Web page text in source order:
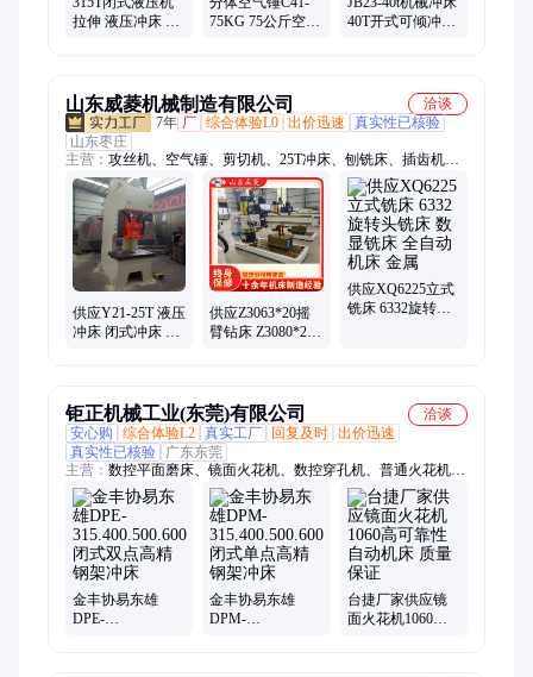
拉伸 液压冲床 闭
75KG 75公斤空气
40T开式可倾冲床
山东威菱机械制造有限公司
洽谈
7年 厂 综合体验L0 出价迅速
真实性已核验
山东枣庄
主营： 攻丝机、空气锤、剪切机、25T冲床、刨铣床、插齿机、
钻铣床、z535立钻、lj16台钻、磨床m618、双头铣床、数控刨
床、机全液压、微信车床、数控铣床、液压立车、高速台钻、双
面铣床、机械立车、高速铣床、双头立车、深孔钻床、车全液
压、卧式车床、数控车床、法兰车床
供应Y21-25T 液压
冲床 闭式冲床 数
供应Z3063*20摇
臂钻床 Z3080*25
供应XQ6225立式
铣床 6332旋转头
钜正机械工业(东莞)有限公司
洽谈
安心购
综合体验L2 真实工厂 回复及时 出价迅速
真实性已核验
广东东莞
主营： 数控平面磨床、镜面火花机、数控穿孔机、普通火花机、
冲棒磨床
金丰协易东雄
DPE-
金丰协易东雄
DPM-
台捷厂家供应镜
面火花机1060高